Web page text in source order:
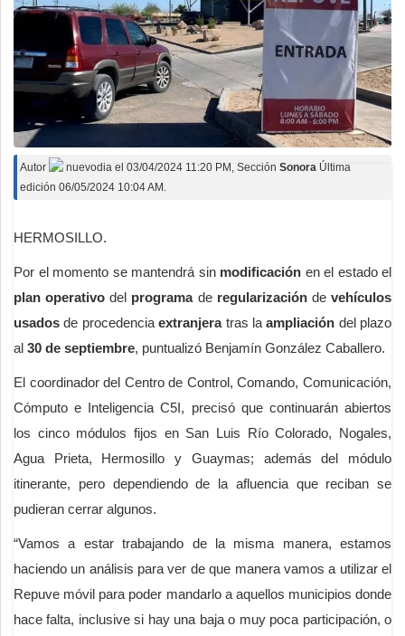
Autor nuevodia el 03/04/2024 11:20 PM , Sección Sonora Última
edición 06/05/2024 10:04 AM.
HERMOSILLO.
Por el momento se mantendrá sin modificación en el estado el
plan operativo del programade regularizacióndevehículos
usados de procedenciaextranjeratras laampliación del plazo
al 30 de septiembre, puntualizó Benjamín González Caballero.
El coordinador del Centro de Control, Comando, Comunicación,
Cómputo e Inteligencia C5I, precisó que continuarán abiertos
los cinco módulos fijos en San Luis Río Colorado, Nogales,
Agua Prieta, Hermosillo y Guaymas; además del módulo
itinerante, pero dependiendo de la afluencia que reciban se
pudieran cerrar algunos.
“Vamos a estar trabajando de la misma manera, estamos
haciendo un análisis para ver de que manera vamos a utilizar el
Repuve móvil para poder mandarlo a aquellos municipios donde
hace falta, inclusive si hay una baja o muy poca participación, o